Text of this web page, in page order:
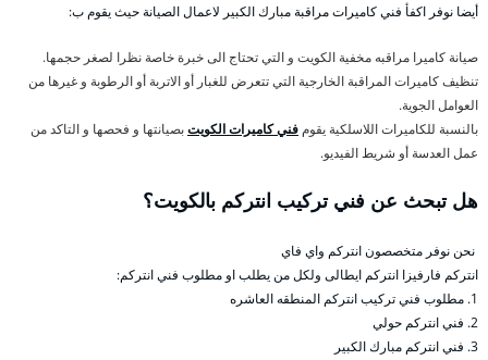
أيضا نوفر اكفأ فني كاميرات مراقبة مبارك الكبير لاعمال الصيانة حيث يقوم ب:
صيانة كاميرا مراقبه مخفية الكويت و التي تحتاج الى خبرة خاصة نظرا لصغر حجمها.
تنظيف كاميرات المراقبة الخارجية التي تتعرض للغبار أو الاتربة أو الرطوبة و غيرها من
العوامل الجوية.
بالنسبة للكاميرات اللاسلكية يقوم فني كاميرات الكويتبصيانتها و فحصها و التاكد من
عمل العدسة أو شريط الفيديو.
هل تبحث عن فني تركيب انتركم بالكويت؟
نحن نوفر متخصصون انتركم واي فاي
انتركم فارفيزا انتركم ايطالى ولكل من يطلب او مطلوب فني انتركم:
1. مطلوب فني تركيب انتركم المنطقه العاشره
2. فني انتركم حولي
3. فني انتركم مبارك الكبير